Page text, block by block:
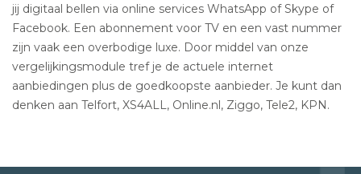
jij digitaal bellen via online services WhatsApp of Skype of
Facebook. Een abonnement voor TV en een vast nummer
zijn vaak een overbodige luxe. Door middel van onze
vergelijkingsmodule tref je de actuele internet
aanbiedingen plus de goedkoopste aanbieder. Je kunt dan
denken aan Telfort, XS4ALL, Online.nl, Ziggo, Tele2, KPN.